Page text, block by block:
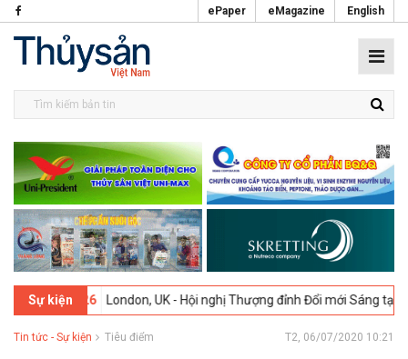
ePaper eMagazine English
Sự kiện
London, UK - Hội nghị Thượng đỉnh Đổi mới Sáng tạo trong Ngành
Tin tức - Sự kiện Tiêu điểm T2, 06/07/2020 10:21